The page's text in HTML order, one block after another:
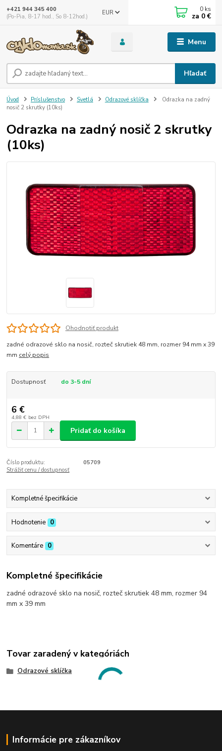
Menu
EUR
Hľadať
+421 944 345 400
(Po-Pia, 8-17 hod., So 8-12hod.)
0 ks
za 0 €
Úvod Príslušenstvo Svetlá Odrazové sklíčka
Odrazka na zadný
nosič 2 skrutky (10ks)
Odrazka na zadný nosič 2 skrutky
(10ks)
Ohodnotiť produkt
zadné odrazové sklo na nosič, rozteč skrutiek 48 mm, rozmer 94 mm x 39
mm celý popis
Dostupnosť do 3-5 dní
6 €
4,88 € bez DPH
Pridať do košíka
Číslo produktu:
05709
Strážiť cenu / dostupnosť
Kompletné špecifikácie
Hodnotenie 0
Komentáre 0
Kompletné špecifikácie
zadné odrazové sklo na nosič, rozteč skrutiek 48 mm, rozmer 94
mm x 39 mm
Tovar zaradený v kategóriách
Odrazové sklíčka
Informácie pre zákazníkov